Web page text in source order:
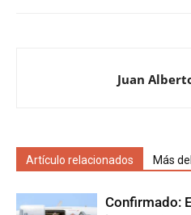
Juan
Artículo relacionados Más
Confirmado: